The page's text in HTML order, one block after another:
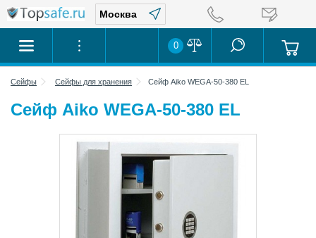
0
Сейфы Сейфы для хранения Сейф Aiko WEGA-50-380 EL
Сейф Aiko WEGA-50-380 EL